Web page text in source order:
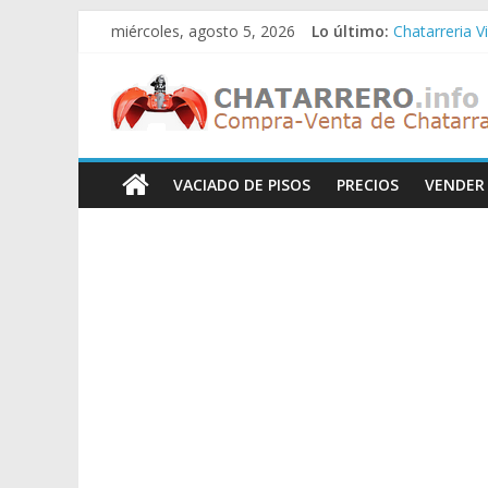
Saltar
contenido
miércoles, agosto 5, 2026 Lo último: Chatarreria
Chatarreria
Chatarreria
Chatarreros
–
Precio
VACIADO DE PISOS PRECIOS